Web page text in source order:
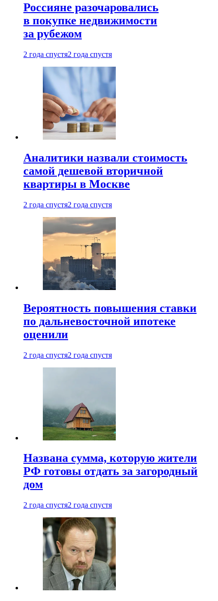
Россияне разочаровались
в покупке недвижимости
за рубежом
2 года спустя2 года спустя
Аналитики назвали стоимость
самой дешевой вторичной
квартиры в Москве
2 года спустя2 года спустя
Вероятность повышения ставки
по дальневосточной ипотеке
оценили
2 года спустя2 года спустя
Названа сумма, которую жители
РФ готовы отдать за загородный
дом
2 года спустя2 года спустя